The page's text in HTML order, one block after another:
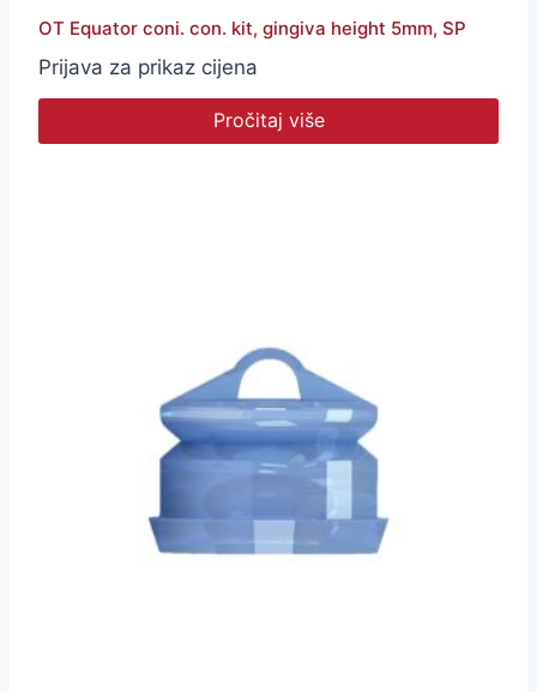
OT Equator coni. con. kit, gingiva height 5mm, SP
Prijava za prikaz cijena
Pročitaj više